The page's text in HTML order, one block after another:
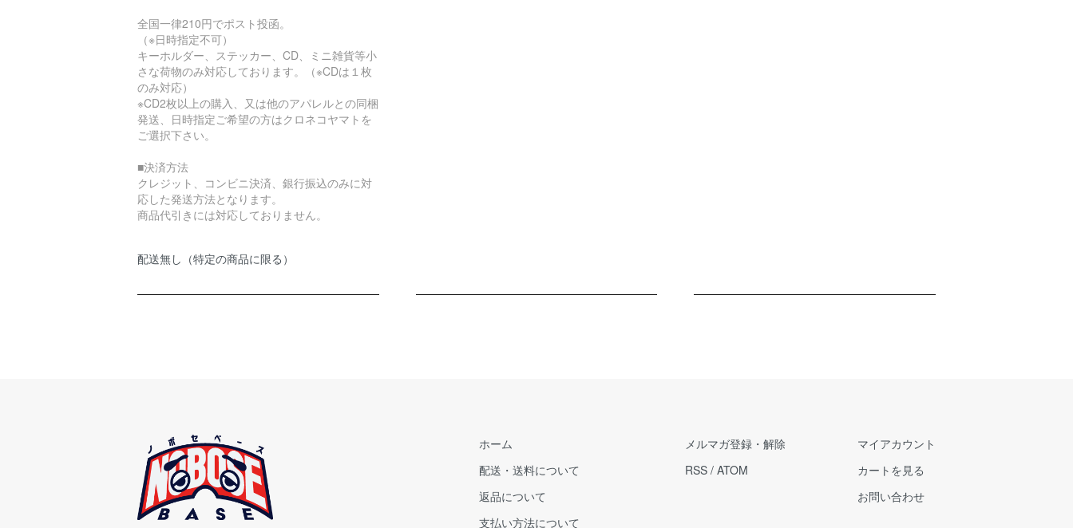
全国一律210円でポスト投函。
（※日時指定不可）
キーホルダー、ステッカー、CD、ミニ雑貨等小
さな荷物のみ対応しております。（※CDは１枚
のみ対応）
※CD2枚以上の購入、又は他のアパレルとの同梱
発送、日時指定ご希望の方はクロネコヤマトを
ご選択下さい。
■決済方法
クレジット、コンビニ決済、銀行振込のみに対
応した発送方法となります。
商品代引きには対応しておりません。
配送無し（特定の商品に限る）
ホーム
配送・送料について
返品について
支払い方法について
メルマガ登録・解除
RSS / ATOM
マイアカウント
カートを見る
お問い合わせ